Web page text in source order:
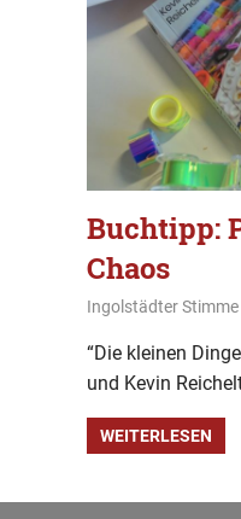
Buchtipp:
Chaos
15. März 2020
Ingolstädter Stimme
“Die kleinen
und Kevin
WEITERLESEN